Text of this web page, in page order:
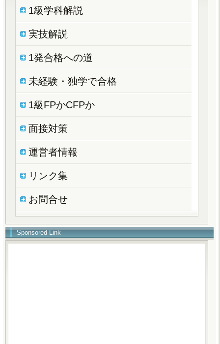
1級学科解説
実技解説
1発合格への道
未経験・独学で合格
1級FPかCFPか
面接対策
運営者情報
リンク集
お問合せ
Sponsored Link